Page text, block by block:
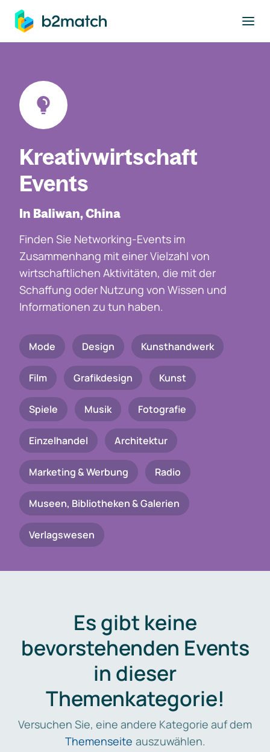
springen
Kreativwirtschaft
Events
In Baliwan, China
Finden Sie Networking-Events im
Zusammenhang mit einer Vielzahl von
wirtschaftlichen Aktivitäten, die mit der
Schaffung oder Nutzung von Wissen und
Informationen zu tun haben.
Mode Design Kunsthandwerk
Film Grafikdesign Kunst
Spiele Musik Fotografie
Einzelhandel Architektur
Marketing & Werbung Radio
Museen, Bibliotheken & Galerien
Verlagswesen
Es gibt keine
bevorstehenden Events
in dieser
Themenkategorie!
Versuchen Sie, eine andere Kategorie auf dem
Themenseite auszuwählen.